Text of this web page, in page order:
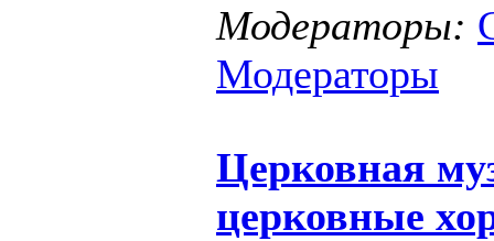
Модераторы:
Модераторы
Церковная
церковные